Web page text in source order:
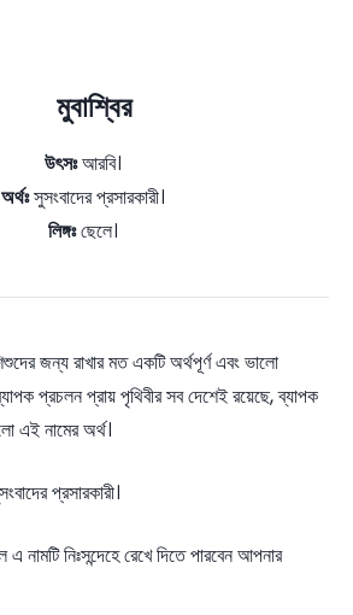
মুবাশ্বির
উৎসঃআরবি।
অর্থঃসুসংবাদের প্রসারকারী।
লিঙ্গঃছেলে।
জন্য রাখার মত একটি অর্থপূর্ণ এবং ভালো
প্রচলন প্রায় পৃথিবীর সব দেশেই রয়েছে, ব্যাপক
এই নামের অর্থ।
প্রসারকারী।
নামটি নিঃসন্দেহে রেখে দিতে পারবেন আপনার